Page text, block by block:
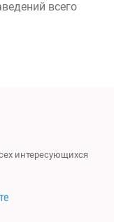
всего
интересующихся